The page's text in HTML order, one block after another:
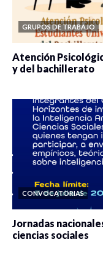
GRUPOS DE TRABAJO
Atención
y del bachillerato
CONVOCATORIAS
Jornadas
ciencias sociales